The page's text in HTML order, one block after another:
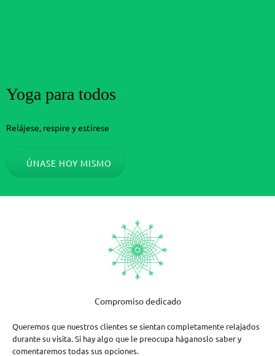
Yoga para todos
Relájese, respire y estírese
ÚNASE HOY MISMO
Compromiso dedicado
Queremos que nuestros clientes se sientan completamente relajados
durante su visita. Si hay algo que le preocupa háganoslo saber y
comentaremos todas sus opciones.